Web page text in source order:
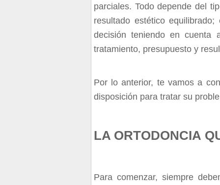
parciales. Todo depende del
resultado estético
decisión teniendo en cuenta
tratamiento, presupuesto y
Por lo anterior, te vamos a
disposición para tratar su
LA ORTODONCIA
Para comenzar, siempre